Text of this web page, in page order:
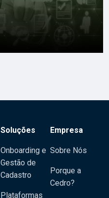
Soluções
Onboarding e
Gestão de
Cadastro
Plataformas
Empresa
Sobre Nós
Porque a
Cedro?